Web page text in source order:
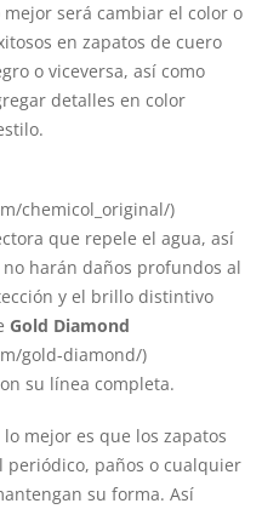
será cambiar el color o
en zapatos de cuero
o viceversa, así como
detalles en color
chemicol_original/)
que repele el agua, así
harán daños profundos al
y el brillo distintivo
Gold Diamond
gold-diamond/)
su línea completa.
mejor es que los zapatos
periódico, paños o cualquier
su forma. Así